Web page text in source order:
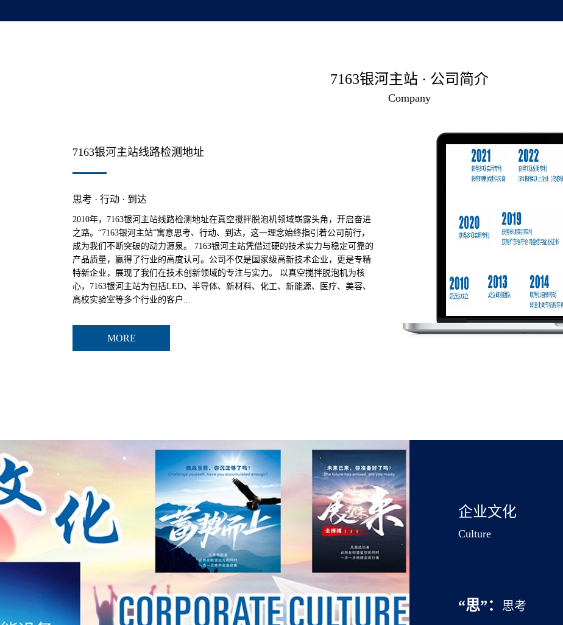
7163银河主站 · 公司简介
Company
7163银河主站线路检测地址
思考 · 行动 · 到达
2010年，7163银河主站线路检测地址在真空搅拌脱泡机领域崭露头角，开启奋进
之路。“7163银河主站”寓意思考、行动、到达，这一理念始终指引着公司前行，
成为我们不断突破的动力源泉。 7163银河主站凭借过硬的技术实力与稳定可靠的
产品质量，赢得了行业的高度认可。公司不仅是国家级高新技术企业，更是专精
特新企业，展现了我们在技术创新领域的专注与实力。 以真空搅拌脱泡机为核
心，7163银河主站为包括LED、半导体、新材料、化工、新能源、医疗、美容、
高校实验室等多个行业的客户...
提供脱泡搅拌服务，涵盖真空搅拌脱泡机的研发、生产、销售与售后维护。每一
个环节都倾注了我们的专业匠心，致力于满足客户多元化的需求。 公司拥有1000
就是选择成熟可靠的技术、稳定过硬的品质与持续创新的能力。我们期待与您携
手，共创行业未来，勇攀技术高峰！
MORE
企业文化
Culture
“思”： 思考